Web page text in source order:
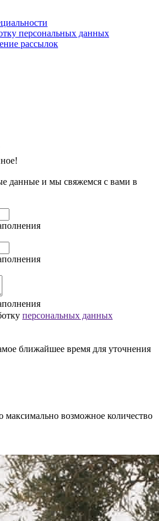
персональных данных
рассылок
данные и мы свяжемся с вами в
персональных данных
ближайшее время для уточнения
максимально возможное количество